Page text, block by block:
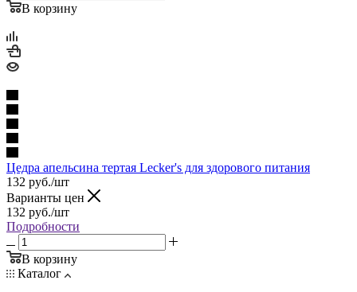
В корзину
Цедра апельсина тертая Lecker's для здорового питания
132 руб./шт
Варианты цен
132 руб./шт
Подробности
В корзину
Каталог